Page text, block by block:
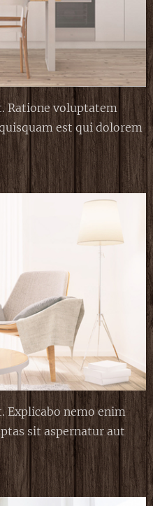
Ratione voluptatem
est qui dolorem
Explicabo nemo enim
sit aspernatur aut